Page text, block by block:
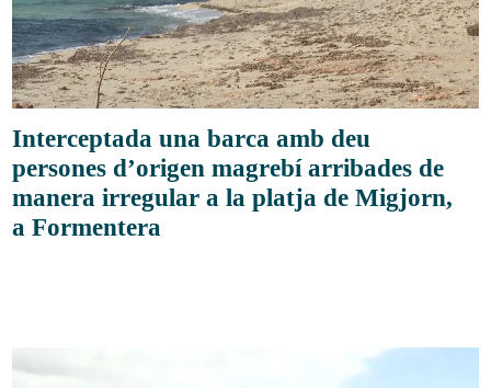
Interceptada una barca amb deu
persones d’origen magrebí arribades de
manera irregular a la platja de Migjorn,
a Formentera